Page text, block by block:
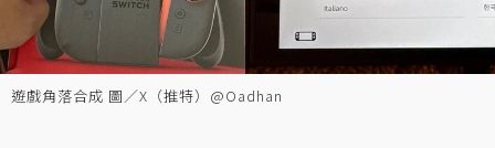
遊戲角落合成 圖／X（推特）@Oadhan